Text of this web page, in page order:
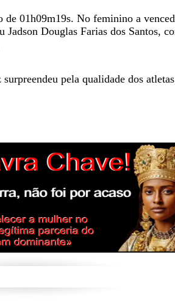
01h09m19s. No feminino a
Douglas Farias dos Santos,
pela qualidade dos